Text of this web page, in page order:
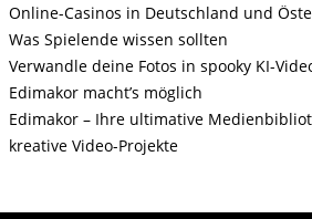
Online-Casinos in Deutschland und
Was Spielende wissen sollten
Verwandle deine Fotos in spooky KI-
Edimakor macht’s möglich
Edimakor – Ihre ultimative
kreative Video-Projekte